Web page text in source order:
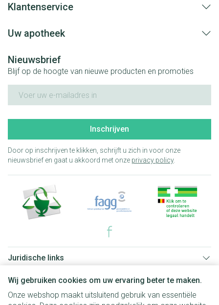
Wij gebruiken cookies om uw ervaring beter te maken.
Onze webshop maakt uitsluitend gebruik van essentiële
Klantenservice
Uw apotheek
Nieuwsbrief
Blijf op de hoogte van nieuwe producten en promoties
Inschrijven
Door op inschrijven te klikken, schrijft u zich in voor onze
nieuwsbrief en gaat u akkoord met onze privacy policy.
Juridische links